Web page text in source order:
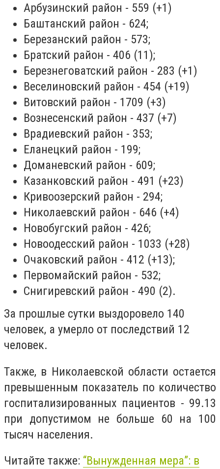
Арбузинский район - 559 (+1)
Баштанский район - 624;
Березанский район - 573;
Братский район - 406 (11);
Березнеговатский район - 283 (+1)
Веселиновский район - 454 (+19)
Витовский район - 1709 (+3)
Вознесенский район - 437 (+7)
Врадиевский район - 353;
Еланецкий район - 199;
Доманевский район - 609;
Казанковский район - 491 (+23)
Кривоозерский район - 294;
Николаевский район - 646 (+4)
Новобугский район - 426;
Новоодесский район - 1033 (+28)
Очаковский район - 412 (+13);
Первомайский район - 532;
Снигиревский район - 490 (2).
За прошлые сутки выздоровело 140
человек, а умерло от последствий 12
человек.
Также, в Николаевской области остается
превышенным показатель по количество
госпитализированных пациентов - 99.13
при допустимом не больше 60 на 100
тысяч населения.
Читайте также: “Вынужденная мера”: в